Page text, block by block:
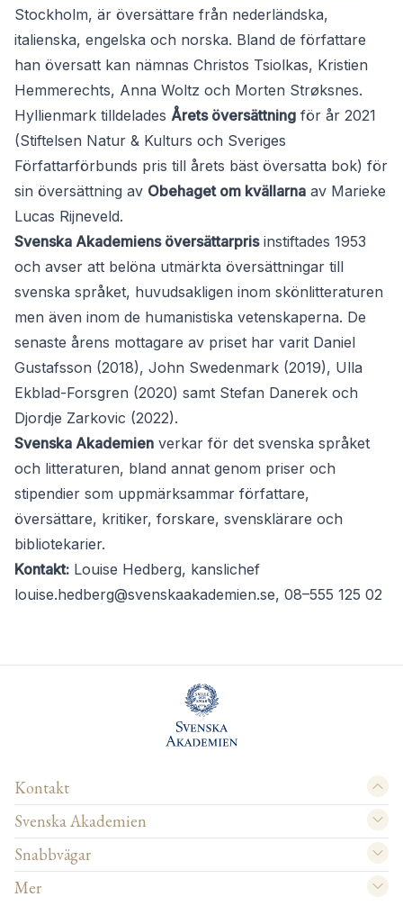
Stockholm, är översättare från nederländska,
italienska, engelska och norska. Bland de författare
han översatt kan nämnas Christos Tsiolkas, Kristien
Hemmerechts, Anna Woltz och Morten Strøksnes.
Hyllienmark tilldelades Årets översättning för år 2021
(Stiftelsen Natur & Kulturs och Sveriges
Författarförbunds pris till årets bäst översatta bok) för
sin översättning av Obehaget om kvällarna av Marieke
Lucas Rijneveld.
Svenska Akademiens översättarprisinstiftades 1953
och avser att belöna utmärkta översättningar till
svenska språket, huvudsakligen inom skönlitteraturen
men även inom de humanistiska vetenskaperna. De
senaste årens mottagare av priset har varit Daniel
Gustafsson (2018), John Swedenmark (2019), Ulla
Ekblad-Forsgren (2020) samt Stefan Danerek och
Djordje Zarkovic (2022).
Svenska Akademien verkar för det svenska språket
och litteraturen, bland annat genom priser och
stipendier som uppmärksammar författare,
översättare, kritiker, forskare, svensklärare och
bibliotekarier.
Kontakt: Louise Hedberg, kanslichef
louise.hedberg@svenskaakademien.se, 08–555 125 02
Kontakt
Svenska Akademien
Snabbvägar
Mer